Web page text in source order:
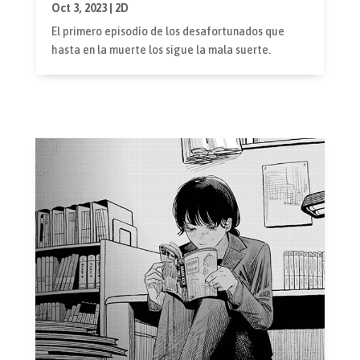
Oct 3, 2023| 2D
El primero episodío de los desafortunados que
hasta en la muerte los sigue la mala suerte.